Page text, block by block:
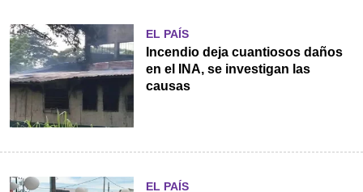
EL PAÍS
Incendio deja cuantiosos daños
en el INA, se investigan las
causas
EL PAÍS